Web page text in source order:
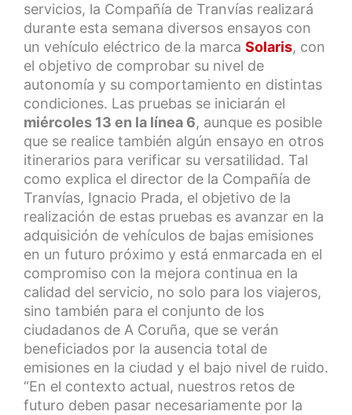
servicios, la Compañía de Tranvías realizará
durante esta semana diversos ensayos con
un vehículo eléctrico de la marca Solaris, con
el objetivo de comprobar su nivel de
autonomía y su comportamiento en distintas
condiciones. Las pruebas se iniciarán el
miércoles 13 en la línea 6, aunque es posible
que se realice también algún ensayo en otros
itinerarios para verificar su versatilidad. Tal
como explica el director de la Compañía de
Tranvías, Ignacio Prada, el objetivo de la
realización de estas pruebas es avanzar en la
adquisición de vehículos de bajas emisiones
en un futuro próximo y está enmarcada en el
compromiso con la mejora continua en la
calidad del servicio, no solo para los viajeros,
sino también para el conjunto de los
ciudadanos de A Coruña, que se verán
beneficiados por la ausencia total de
emisiones en la ciudad y el bajo nivel de ruido.
“En el contexto actual, nuestros retos de
futuro deben pasar necesariamente por la